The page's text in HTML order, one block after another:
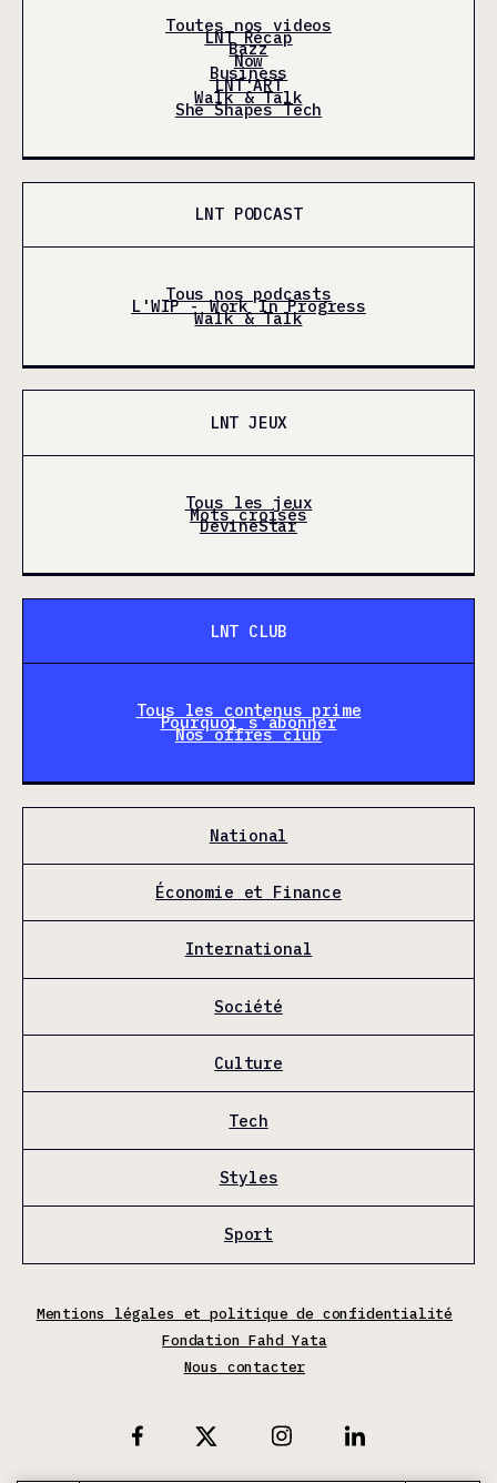
Toutes nos videos
LNT Récap
Bazz
Now
Business
LNT'ART
Walk & Talk
She Shapes Tech
LNT PODCAST
Tous nos podcasts
L'WIP - Work In Progress
Walk & Talk
LNT JEUX
Tous les jeux
Mots croisés
DevineStar
LNT CLUB
Tous les contenus prime
Pourquoi s'abonner
Nos offres club
National
Économie et Finance
International
Société
Culture
Tech
Styles
Sport
Mentions légales et politique de confidentialité
Fondation Fahd Yata
Nous contacter
FacebookX Instagram Linkedin